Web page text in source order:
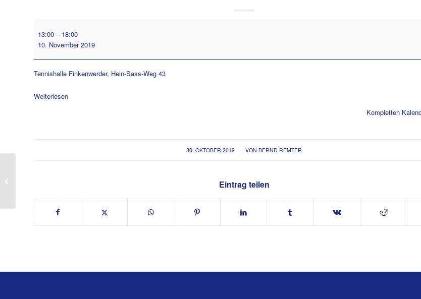
H50
Nordliga
TC
13:00 – 18:00
10. November 2019
Tennishalle Finkenwerder, Hein-Sass-Weg 43
Weiterlesen
Kompletten
30. OKTOBER 2019
/ VONBERND REMTER
Eintrag teilen